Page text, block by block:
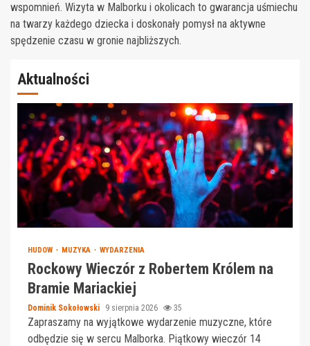
wspomnień. Wizyta w Malborku i okolicach to gwarancja uśmiechu
na twarzy każdego dziecka i doskonały pomysł na aktywne
spędzenie czasu w gronie najbliższych.
Aktualności
HUDOW MUZYKA WYDARZENIA
Rockowy Wieczór z Robertem Królem na
Bramie Mariackiej
Dominik Sokołowski 9 sierpnia 2026 35
Zapraszamy na wyjątkowe wydarzenie muzyczne, które
odbędzie się w sercu Malborka. Piątkowy wieczór 14